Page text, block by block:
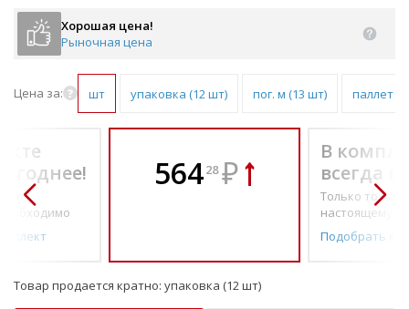
Хорошая цена!
Рыночная цена
Цена за: шт упаковка (12 шт) пог. м (13 шт) паллет
по-
56428 ₽
В
всегда
Только то, что
настоящему
Подобрать
Товар продается кратно: упаковка (12 шт)